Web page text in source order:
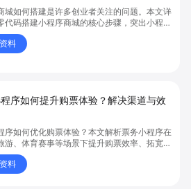
城如何搭建是许多创业者关注的问题。本文详
代码搭建小程序商城的核心步骤，突出小程序
城搭建与零代码开店优势，帮助你轻松实现商
全渠道销售及高效会员运营，快速开启线上卖
。点击获取详细操作指南！
料
序如何提升购票体验？解决渠道与效
序如何优化购票体验？本文解析票务小程序在
游、体育赛事等场景下提升购票效率、拓宽销
实现会员精准营销的具体方式。关键词包括
序”、“购票体验”、“购票效率”。
料